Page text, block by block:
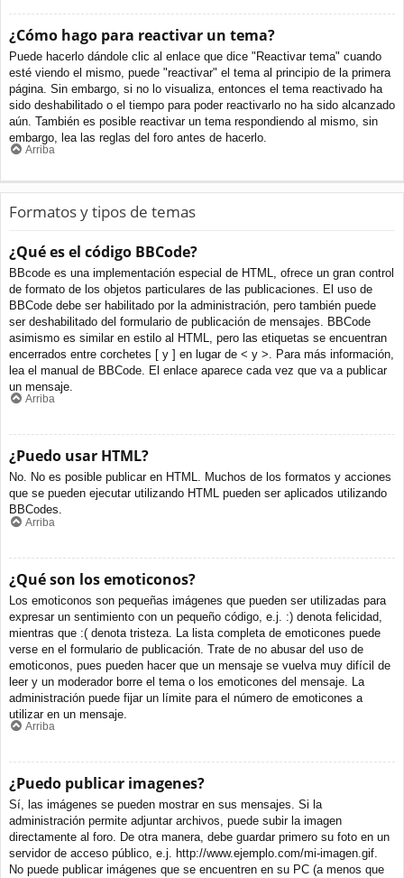
¿Cómo hago para reactivar un tema?
Puede hacerlo dándole clic al enlace que dice "Reactivar tema" cuando
esté viendo el mismo, puede "reactivar" el tema al principio de la primera
página. Sin embargo, si no lo visualiza, entonces el tema reactivado ha
sido deshabilitado o el tiempo para poder reactivarlo no ha sido alcanzado
aún. También es posible reactivar un tema respondiendo al mismo, sin
embargo, lea las reglas del foro antes de hacerlo.
Arriba
Formatos y tipos de temas
¿Qué es el código BBCode?
BBcode es una implementación especial de HTML, ofrece un gran control
de formato de los objetos particulares de las publicaciones. El uso de
BBCode debe ser habilitado por la administración, pero también puede
ser deshabilitado del formulario de publicación de mensajes. BBCode
asimismo es similar en estilo al HTML, pero las etiquetas se encuentran
encerrados entre corchetes [ y ] en lugar de < y >. Para más información,
lea el manual de BBCode. El enlace aparece cada vez que va a publicar
un mensaje.
Arriba
¿Puedo usar HTML?
No. No es posible publicar en HTML. Muchos de los formatos y acciones
que se pueden ejecutar utilizando HTML pueden ser aplicados utilizando
BBCodes.
Arriba
¿Qué son los emoticonos?
Los emoticonos son pequeñas imágenes que pueden ser utilizadas para
expresar un sentimiento con un pequeño código, e.j. :) denota felicidad,
mientras que :( denota tristeza. La lista completa de emoticones puede
verse en el formulario de publicación. Trate de no abusar del uso de
emoticonos, pues pueden hacer que un mensaje se vuelva muy difícil de
leer y un moderador borre el tema o los emoticones del mensaje. La
administración puede fijar un límite para el número de emoticones a
utilizar en un mensaje.
Arriba
¿Puedo publicar imagenes?
Sí, las imágenes se pueden mostrar en sus mensajes. Si la
administración permite adjuntar archivos, puede subir la imagen
directamente al foro. De otra manera, debe guardar primero su foto en un
servidor de acceso público, e.j. http://www.ejemplo.com/mi-imagen.gif.
No puede publicar imágenes que se encuentren en su PC (a menos que